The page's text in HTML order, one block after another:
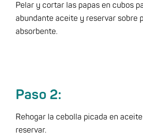
Pelar y cortar las papas en cubos
abundante aceite y reservar sobre
absorbente.
Paso 2:
Rehogar la cebolla picada en
reservar.